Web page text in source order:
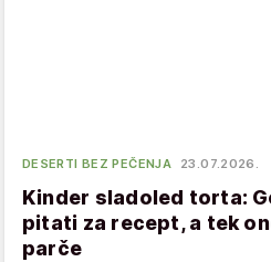
DESERTI BEZ PEČENJA 23.07.2026.
Kinder sladoled torta:
pitati za recept, a tek
parče